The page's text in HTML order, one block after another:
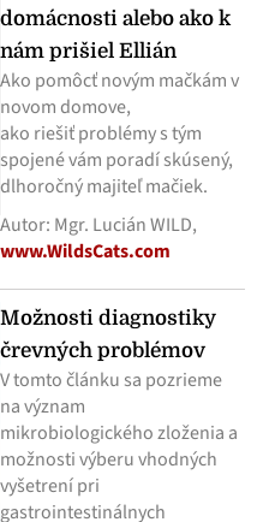
domácnosti alebo ako k
nám prišiel Ellián
Ako pomôcť novým mačkám v
novom domove,
ako riešiť problémy s tým
spojené vám poradí skúsený,
dlhoročný majiteľ mačiek.
Autor: Mgr. Lucián WILD,
www.WildsCats.com
Možnosti diagnostiky
črevných problémov
V tomto článku sa pozrieme
na význam
mikrobiologického zloženia a
možnosti výberu vhodných
vyšetrení pri
gastrointestinálnych